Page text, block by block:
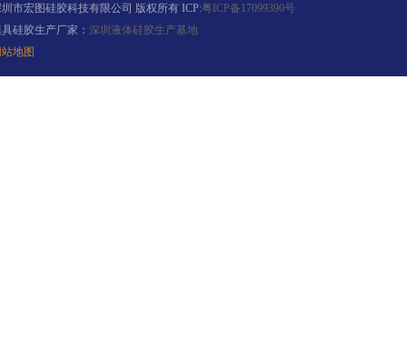
市宏图硅胶科技有限公司 版权所有 ICP:粤ICP备17099390号
硅胶生产厂家： 深圳液体硅胶生产基地
地图